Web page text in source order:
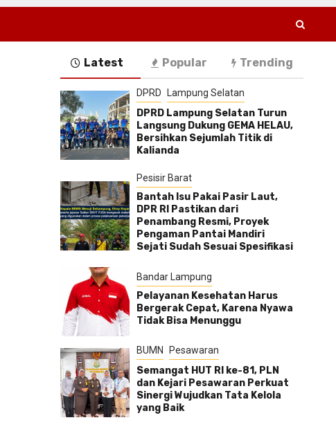
Latest Popular Trending
DPRD Lampung Selatan
DPRD Lampung Selatan Turun
Langsung Dukung GEMA HELAU,
Bersihkan Sejumlah Titik di
Kalianda
Pesisir Barat
Bantah Isu Pakai Pasir Laut,
DPR RI Pastikan dari
Penambang Resmi, Proyek
Pengaman Pantai Mandiri
Sejati Sudah Sesuai Spesifikasi
Bandar Lampung
Pelayanan Kesehatan Harus
Bergerak Cepat, Karena Nyawa
Tidak Bisa Menunggu
BUMN Pesawaran
Semangat HUT RI ke-81, PLN
dan Kejari Pesawaran Perkuat
Sinergi Wujudkan Tata Kelola
yang Baik